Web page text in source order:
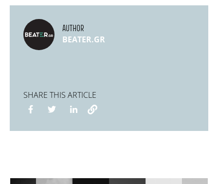
AUTHOR
BEATER.GR
SHARE THIS ARTICLE